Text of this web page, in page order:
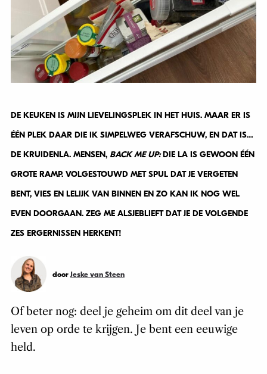
DE KEUKEN IS MIJN LIEVELINGSPLEK IN HET HUIS. MAAR ER IS
ÉÉN PLEK DAAR DIE IK SIMPELWEG VERAFSCHUW, EN DAT IS…
DE KRUIDENLA. MENSEN, BACK ME UP:DIE LA IS GEWOON ÉÉN
GROTE RAMP. VOLGESTOUWD MET SPUL DAT JE VERGETEN
BENT, VIES EN LELIJK VAN BINNEN EN ZO KAN IK NOG WEL
EVEN DOORGAAN. ZEG ME ALSJEBLIEFT DAT JE DE VOLGENDE
ZES ERGERNISSEN HERKENT!
door Jeske van Steen
Of beter nog: deel je geheim om dit deel van je
leven op orde te krijgen. Je bent een eeuwige
held.